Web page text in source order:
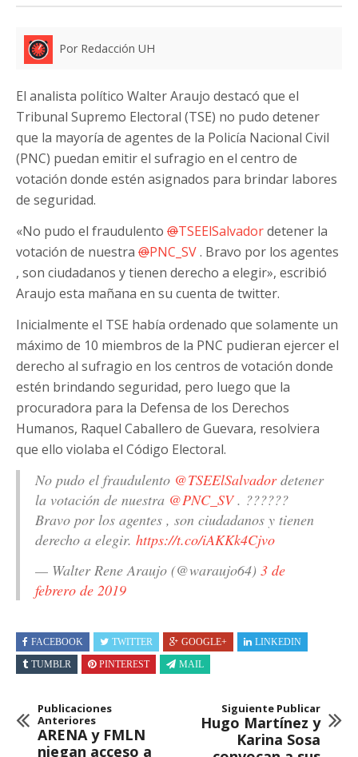
Por Redacción UH
El analista político Walter Araujo destacó que el
Tribunal Supremo Electoral (TSE) no pudo detener
que la mayoría de agentes de la Policía Nacional Civil
(PNC) puedan emitir el sufragio en el centro de
votación donde estén asignados para brindar labores
de seguridad.
«No pudo el fraudulento @TSEElSalvadordetener la
votación de nuestra @PNC_SV. Bravo por los agentes
, son ciudadanos y tienen derecho a elegir», escribió
Araujo esta mañana en su cuenta de twitter.
Inicialmente el TSE había ordenado que solamente un
máximo de 10 miembros de la PNC pudieran ejercer el
derecho al sufragio en los centros de votación donde
estén brindando seguridad, pero luego que la
procuradora para la Defensa de los Derechos
Humanos, Raquel Caballero de Guevara, resolviera
que ello violaba el Código Electoral.
No pudo el fraudulento @TSEElSalvadordetener
la votación de nuestra @PNC_SV. ??????
Bravo por los agentes , son ciudadanos y tienen
derecho a elegir. https://t.co/iAKKk4Cjvo
— Walter Rene Araujo (@waraujo64) 3 de
febrero de 2019
FACEBOOK TWITTER GOOGLE+
LINKEDIN
TUMBLR
PINTEREST MAIL
Publicaciones
Anteriores
ARENA y FMLN
niegan acceso a
Siguiente Publicar
Hugo Martínez y
Karina Sosa